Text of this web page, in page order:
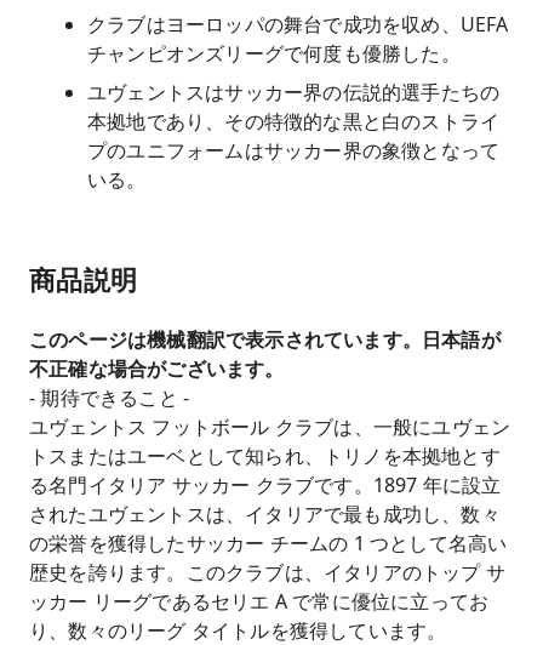
クラブはヨーロッパの舞台で成功を収め、UEFA
チャンピオンズリーグで何度も優勝した。
ユヴェントスはサッカー界の伝説的選手たちの
本拠地であり、その特徴的な黒と白のストライ
プのユニフォームはサッカー界の象徴となって
いる。
商品説明
このページは機械翻訳で表示されています。日本語が
不正確な場合がございます。
- 期待できること -
ユヴェントス フットボール クラブは、一般にユヴェン
トスまたはユーベとして知られ、トリノを本拠地とす
る名門イタリア サッカー クラブです。1897 年に設立
されたユヴェントスは、イタリアで最も成功し、数々
の栄誉を獲得したサッカー チームの 1 つとして名高い
歴史を誇ります。このクラブは、イタリアのトップ サ
ッカー リーグであるセリエ A で常に優位に立ってお
り、数々のリーグ タイトルを獲得しています。